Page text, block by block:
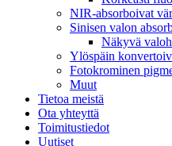
NIR-absorboivat
Sinisen valon
Näkyvä
Ylöspäin
Fotokrominen
Muut
Tietoa meistä
Ota yhteyttä
Toimitustiedot
Uutiset